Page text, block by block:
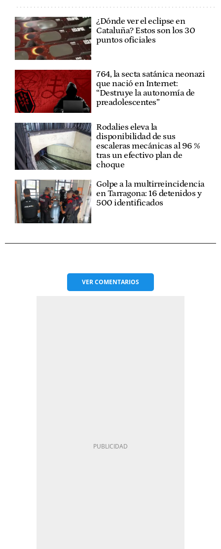
¿Dónde ver el eclipse en
Cataluña? Estos son los 30
puntos oficiales
764, la secta satánica neonazi
que nació en Internet:
“Destruye la autonomía de
preadolescentes”
Rodalies eleva la
disponibilidad de sus
escaleras mecánicas al 96 %
tras un efectivo plan de
choque
Golpe a la multirreincidencia
en Tarragona: 16 detenidos y
500 identificados
VERCOMENTARIOS